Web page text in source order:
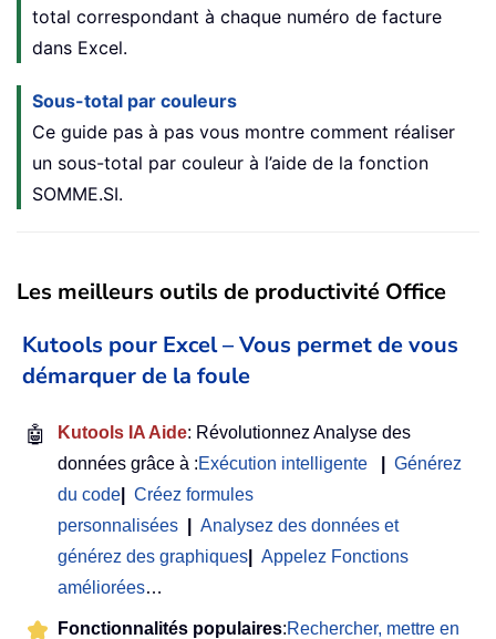
total correspondant à chaque numéro de facture
dans Excel.
Sous-total par couleurs
Ce guide pas à pas vous montre comment réaliser
un sous-total par couleur à l’aide de la fonction
SOMME.SI.
Les meilleurs outils de productivité Office
Kutools pour Excel – Vous permet de vous
démarquer de la foule
🤖 Kutools IA Aide: Révolutionnez Analyse des
données grâce à :Exécution intelligente
Générez
du code
Créez formules
personnalisées
Analysez des données et
générez des graphiques
Appelez Fonctions
améliorées…
Fonctionnalités populaires:Rechercher, mettre en